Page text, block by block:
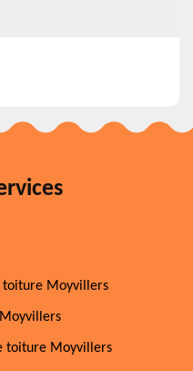
toiture Moyvillers
toiture Moyvillers